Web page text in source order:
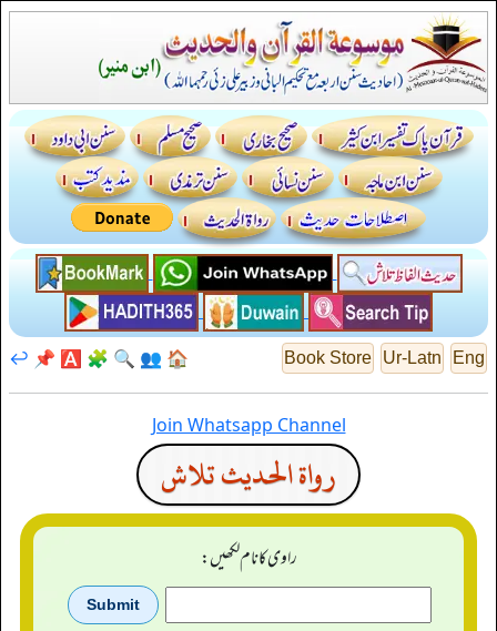
Eng
Ur-Latn
Book Store
🏠
👥
🔍
🧩
🅰️
📌
↩️
Join Whatsapp Channel
رواة الحديث تلاش
راوی کا نام لکھیں: